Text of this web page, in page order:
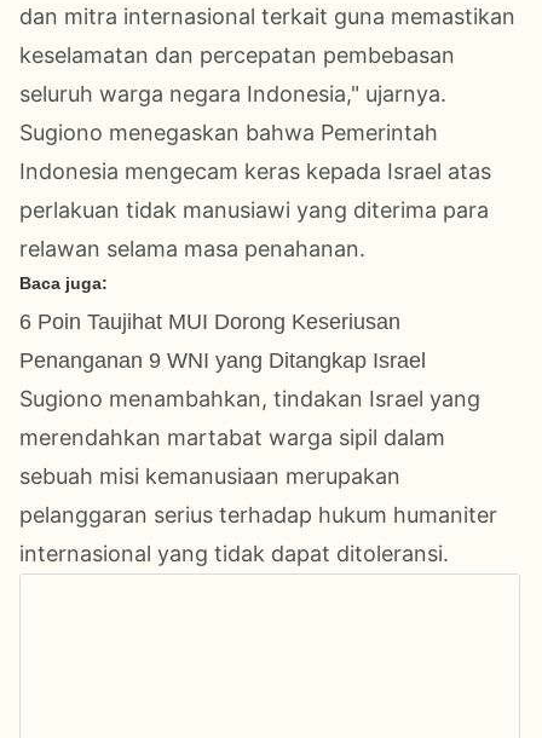
dan mitra internasional terkait guna memastikan
keselamatan dan percepatan pembebasan
seluruh warga negara Indonesia," ujarnya.
Sugiono menegaskan bahwa Pemerintah
Indonesia mengecam keras kepada Israel atas
perlakuan tidak manusiawi yang diterima para
relawan selama masa penahanan.
Baca juga:
6 Poin Taujihat MUI Dorong Keseriusan
Penanganan 9 WNI yang Ditangkap Israel
Sugiono menambahkan, tindakan Israel yang
merendahkan martabat warga sipil dalam
sebuah misi kemanusiaan merupakan
pelanggaran serius terhadap hukum humaniter
internasional yang tidak dapat ditoleransi.